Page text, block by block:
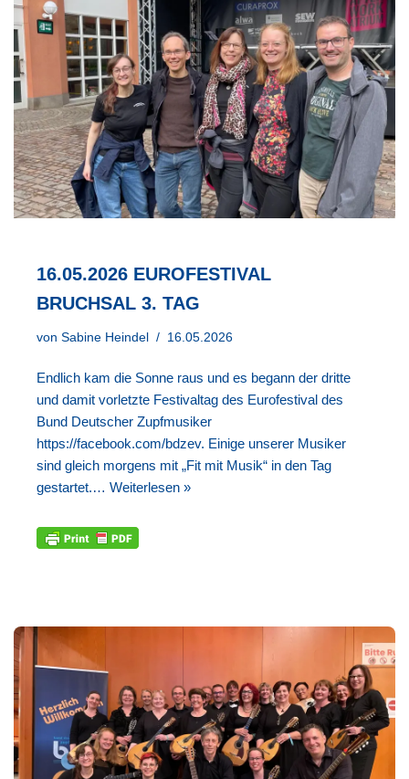
16.05.2026 EUROFESTIVAL
BRUCHSAL 3. TAG
von Sabine Heindel 16.05.2026
Endlich kam die Sonne raus und es begann der dritte
und damit vorletzte Festivaltag des Eurofestival des
Bund Deutscher Zupfmusiker
https://facebook.com/bdzev. Einige unserer Musiker
sind gleich morgens mit „Fit mit Musik“ in den Tag
gestartet.… Weiterlesen »